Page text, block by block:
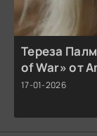
Тереза
of War» от
17-01-2026